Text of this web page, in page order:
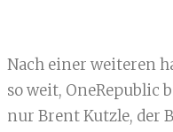
Nach einer weiteren
so weit, OneRepublic
nur Brent Kutzle, der